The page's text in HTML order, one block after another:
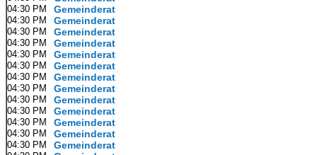
04:30 PM Gemeinderat
04:30 PM Gemeinderat
04:30 PM Gemeinderat
04:30 PM Gemeinderat
04:30 PM Gemeinderat
04:30 PM Gemeinderat
04:30 PM Gemeinderat
04:30 PM Gemeinderat
04:30 PM Gemeinderat
04:30 PM Gemeinderat
04:30 PM Gemeinderat
04:30 PM Gemeinderat
04:30 PM Gemeinderat